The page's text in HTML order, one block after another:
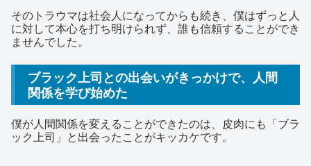
そのトラウマは社会人になってからも続き、僕はずっと人
に対して本心を打ち明けられず、誰も信頼することができ
ませんでした。
ブラック上司との出会いがきっかけで、人間
関係を学び始めた
僕が人間関係を変えることができたのは、皮肉にも「ブラ
ック上司」と出会ったことがキッカケです。